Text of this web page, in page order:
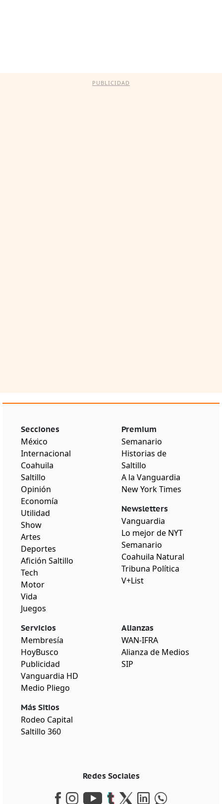
PUBLICIDAD
Secciones
México
Internacional
Coahuila
Saltillo
Opinión
Economía
Utilidad
Show
Artes
Deportes
Afición Saltillo
Tech
Motor
Vida
Juegos
Premium
Semanario
Historias de
Saltillo
A la Vanguardia
New York Times
Newsletters
Vanguardia
Lo mejor de NYT
Semanario
Coahuila Natural
Tribuna Política
V+List
Servicios
Membresía
HoyBusco
Publicidad
Vanguardia HD
Medio Pliego
Más Sitios
Rodeo Capital
Saltillo 360
Alianzas
WAN-IFRA
Alianza de Medios
SIP
Redes Sociales